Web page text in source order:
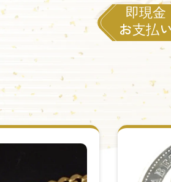
即現金
お支払い